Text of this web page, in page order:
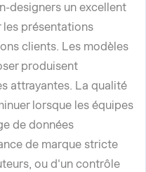
designers un excellent
présentations
clients. Les modèles
produisent
attrayantes. La qualité
lorsque les équipes
de données
de marque stricte
ou d'un contrôle